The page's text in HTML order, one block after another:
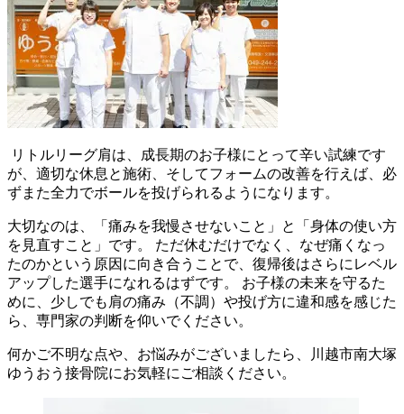
リトルリーグ肩は、成長期のお子様にとって辛い試練です
が、適切な休息と施術、そしてフォームの改善を行えば、必
ずまた全力でボールを投げられるようになります。
大切なのは、「痛みを我慢させないこと」と「身体の使い方
を見直すこと」です。 ただ休むだけでなく、なぜ痛くなっ
たのかという原因に向き合うことで、復帰後はさらにレベル
アップした選手になれるはずです。 お子様の未来を守るた
めに、少しでも肩の痛み（不調）や投げ方に違和感を感じた
ら、専門家の判断を仰いでください。
何かご不明な点や、お悩みがございましたら、川越市南大塚
ゆうおう接骨院にお気軽にご相談ください。